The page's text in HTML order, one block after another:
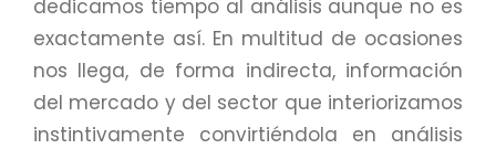
dedicamos tiempo al análisis aunque no es
exactamente así. En multitud de ocasiones
nos llega, de forma indirecta, información
del mercado y del sector que interiorizamos
instintivamente convirtiéndola en análisis